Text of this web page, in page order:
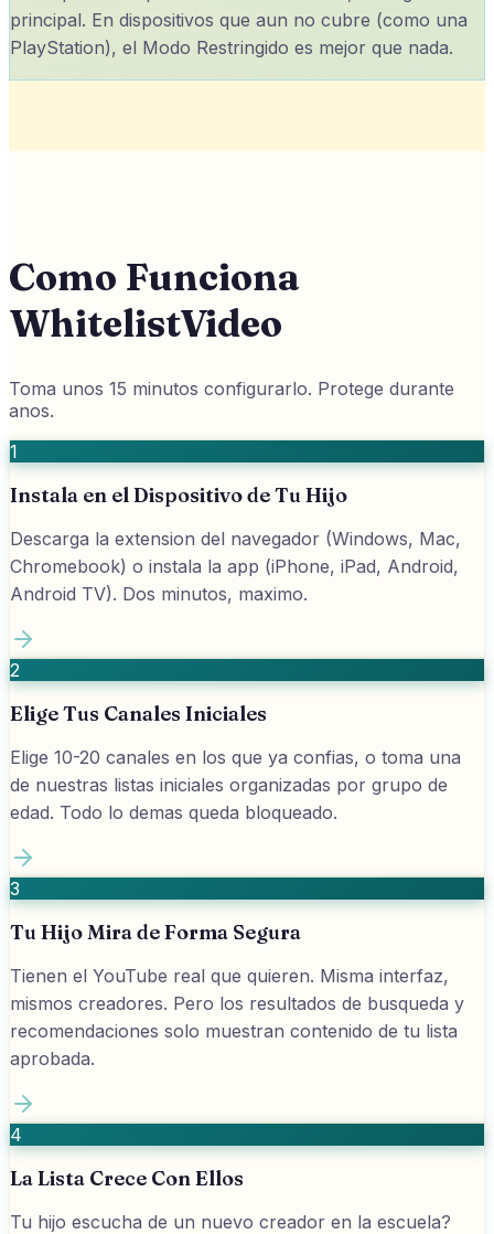
principal. En dispositivos que aun no cubre (como una
PlayStation), el Modo Restringido es mejor que nada.
Como Funciona
WhitelistVideo
Toma unos 15 minutos configurarlo. Protege durante
anos.
1
Instala en el Dispositivo de Tu Hijo
Descarga la extension del navegador (Windows, Mac,
Chromebook) o instala la app (iPhone, iPad, Android,
Android TV). Dos minutos, maximo.
2
Elige Tus Canales Iniciales
Elige 10-20 canales en los que ya confias, o toma una
de nuestras listas iniciales organizadas por grupo de
edad. Todo lo demas queda bloqueado.
3
Tu Hijo Mira de Forma Segura
Tienen el YouTube real que quieren. Misma interfaz,
mismos creadores. Pero los resultados de busqueda y
recomendaciones solo muestran contenido de tu lista
aprobada.
4
La Lista Crece Con Ellos
Tu hijo escucha de un nuevo creador en la escuela?